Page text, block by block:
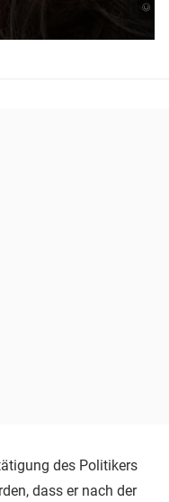
des Politikers
dass er nach der